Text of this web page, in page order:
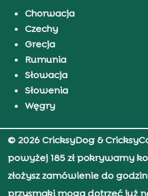
Chorwacja
Czechy
Grecja
Rumunia
Słowacja
Słowenia
Węgry
© 2026 CricksyDog &
powyżej 185 zł pokrywamy
złożysz zamówienie do
przysmaki mogą dotrzeć już